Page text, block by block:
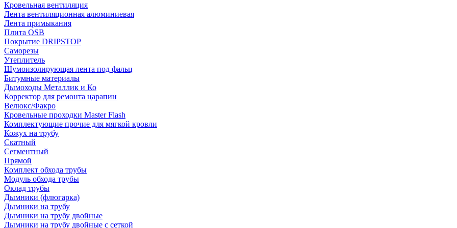
Кровельная вентиляция
Лента вентиляционная алюминиевая
Лента примыкания
Плита OSB
Покрытие DRIPSTOP
Саморезы
Утеплитель
Шумоизолирующая лента под фальц
Битумные материалы
Дымоходы Металлик и Ко
Корректор для ремонта царапин
Велюкс/Факро
Кровельные проходки Master Flash
Комплектующие прочие для мягкой кровли
Кожух на трубу
Скатный
Сегментный
Прямой
Комплект обхода трубы
Модуль обхода трубы
Оклад трубы
Дымники (флюгарка)
Дымники на трубу
Дымники на трубу двoйные
Дымники на трубу двoйные с сеткой